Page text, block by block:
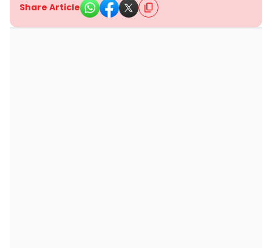
Share Article